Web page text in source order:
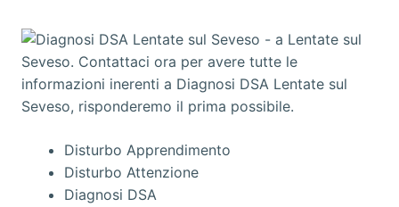
Disturbo Apprendimento
Disturbo Attenzione
Diagnosi DSA